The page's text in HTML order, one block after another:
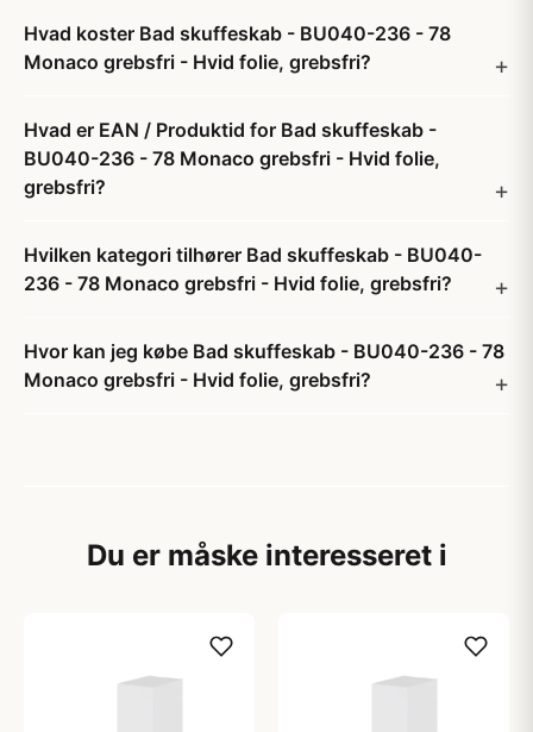
Hvad koster Bad skuffeskab - BU040-236 - 78
Monaco grebsfri - Hvid folie, grebsfri?
Hvad er EAN / Produktid for Bad skuffeskab -
BU040-236 - 78 Monaco grebsfri - Hvid folie,
grebsfri?
Hvilken kategori tilhører Bad skuffeskab - BU040-
236 - 78 Monaco grebsfri - Hvid folie, grebsfri?
Hvor kan jeg købe Bad skuffeskab - BU040-236 - 78
Monaco grebsfri - Hvid folie, grebsfri?
Du er måske interesseret i